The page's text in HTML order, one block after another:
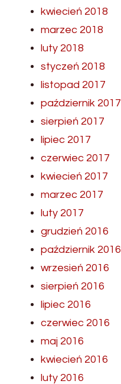
kwiecień 2018
marzec 2018
luty 2018
styczeń 2018
listopad 2017
październik 2017
sierpień 2017
lipiec 2017
czerwiec 2017
kwiecień 2017
marzec 2017
luty 2017
grudzień 2016
październik 2016
wrzesień 2016
sierpień 2016
lipiec 2016
czerwiec 2016
maj 2016
kwiecień 2016
luty 2016